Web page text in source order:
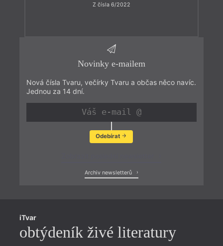
Z čísla 6/2022
Novinky e-mailem
Nová čísla Tvaru, večírky Tvaru a občas něco navíc.
Jednou za 14 dní.
Odebírat
Archiv newsletterů
iTvar
obtýdeník živé literatury